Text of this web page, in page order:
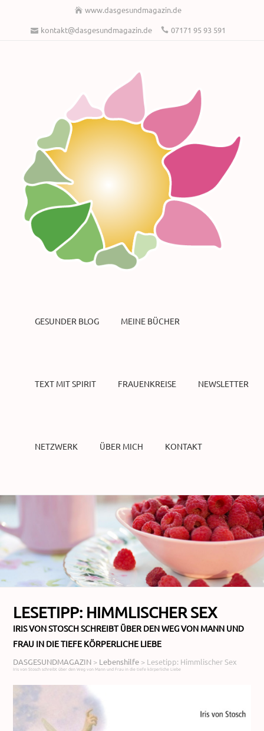
www.dasgesundmagazin.de
kontakt@dasgesundmagazin.de
07171 95 93 591
GESUNDER BLOG MEINE BÜCHER
TEXT MIT SPIRIT FRAUENKREISE NEWSLETTER
NETZWERK ÜBER MICH KONTAKT
LESETIPP: HIMMLISCHER SEX
IRIS VON STOSCH SCHREIBT ÜBER DEN WEG VON MANN UND
FRAU IN DIE TIEFE KÖRPERLICHE LIEBE
DASGESUNDMAGAZIN > Lebenshilfe > Lesetipp: Himmlischer Sex
Iris von Stosch schreibt über den Weg von Mann und Frau in die tiefe körperliche Liebe